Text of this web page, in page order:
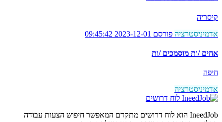
קיסריה
אדמיניסטרציה פורסם 2023-12-01 09:45:42
אחים /ות מוסמכים /ות
חיפה
אדמיניסטרציה
לוח דרושים
IneedJob הוא לוח דרושים מתקדם המאפשר חיפוש הצעות עבודה